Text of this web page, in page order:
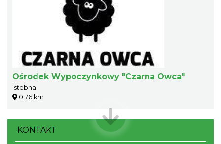
Ośrodek Wypoczynkowy "Czarna Owca"
Istebna
0.76 km
KONTAKT